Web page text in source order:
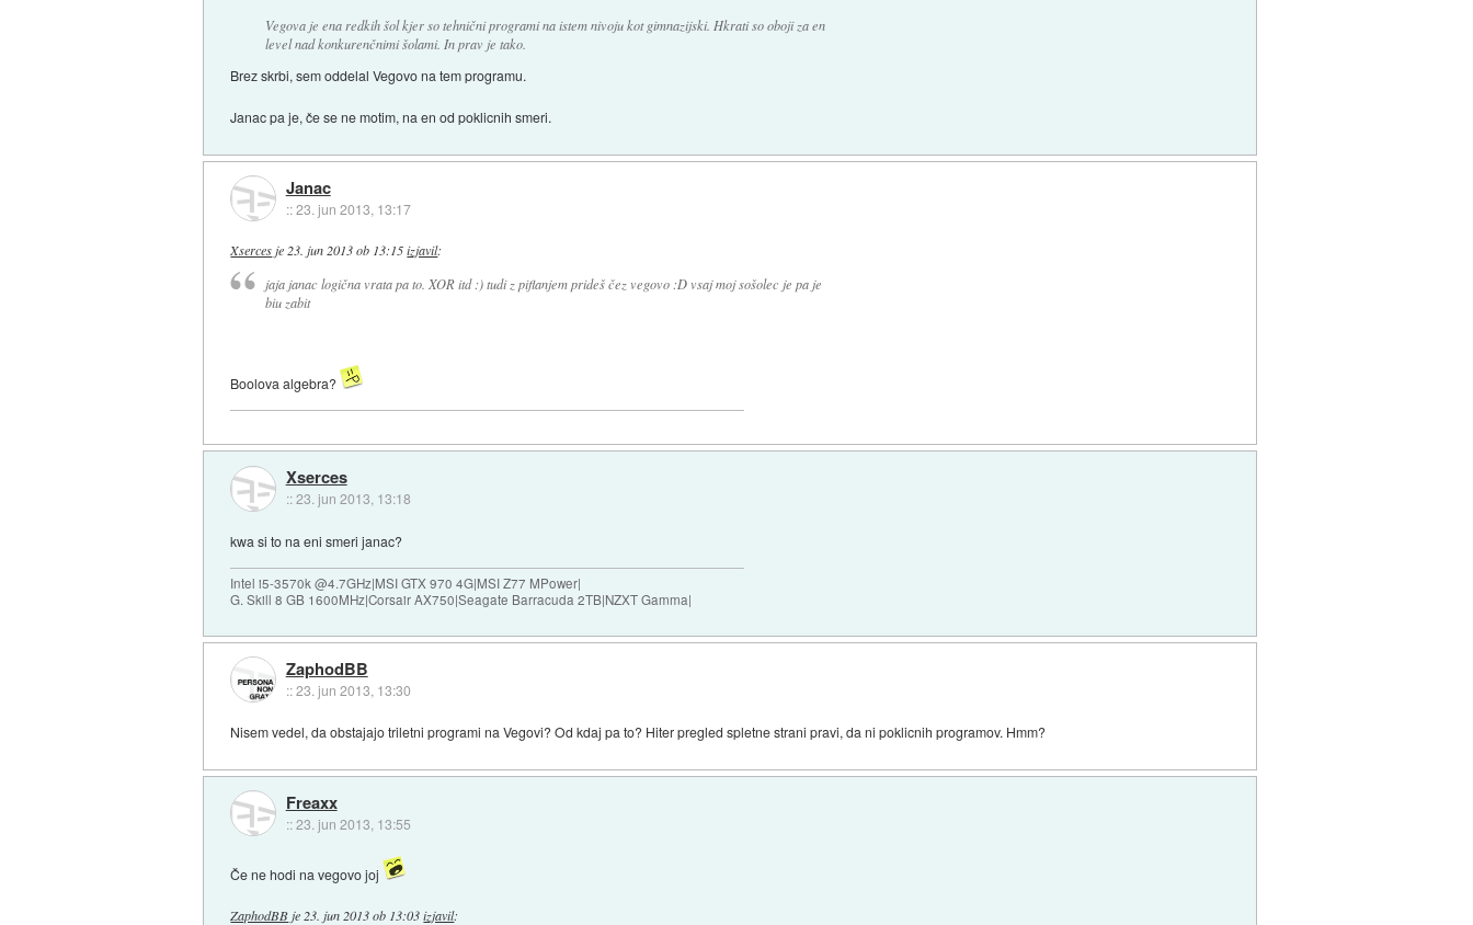
Vegova je ena redkih šol kjer so tehnični programi na istem nivoju kot gimnazijski. Hkrati so oboji za en
level nad konkurenčnimi šolami. In prav je tako.
Brez skrbi, sem oddelal Vegovo na tem programu.
Janac pa je, če se ne motim, na en od poklicnih smeri.
Janac
::23. jun 2013, 13:17
Xsercesje23. jun 2013 ob 13:15 izjavil:
jaja janac logična vrata pa to. XOR itd :) tudi z piflanjem prideš čez vegovo :D vsaj moj sošolec je pa je
biu zabit
Boolova algebra?
Xserces
::23. jun 2013, 13:18
kwa si to na eni smeri janac?
Intel i5-3570k @4.7GHz|MSI GTX 970 4G|MSI Z77 MPower|
G. Skill 8 GB 1600MHz|Corsair AX750|Seagate Barracuda 2TB|NZXT Gamma|
ZaphodBB
::23. jun 2013, 13:30
Nisem vedel, da obstajajo triletni programi na Vegovi? Od kdaj pa to? Hiter pregled spletne strani pravi, da ni poklicnih programov. Hmm?
Freaxx
::23. jun 2013, 13:55
Če ne hodi na vegovo joj
ZaphodBB je 23. jun 2013 ob 13:03 izjavil: